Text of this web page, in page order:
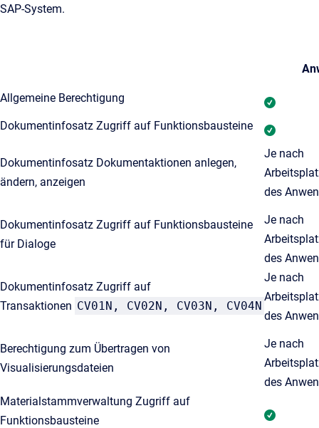
SAP-System.
Allgemeine Berechtigung
Dokumentinfosatz Zugriff auf Funktionsbausteine
Dokumentinfosatz Dokumentaktionen anlegen,
ändern, anzeigen
Je nach
des
Dokumentinfosatz Zugriff auf Funktionsbausteine
für Dialoge
Je nach
des
Dokumentinfosatz Zugriff auf
Transaktionen CV01N, CV02N, CV03N, CV04N
Je nach
des
Berechtigung zum Übertragen von
Visualisierungsdateien
Je nach
des
Materialstammverwaltung Zugriff auf
Funktionsbausteine